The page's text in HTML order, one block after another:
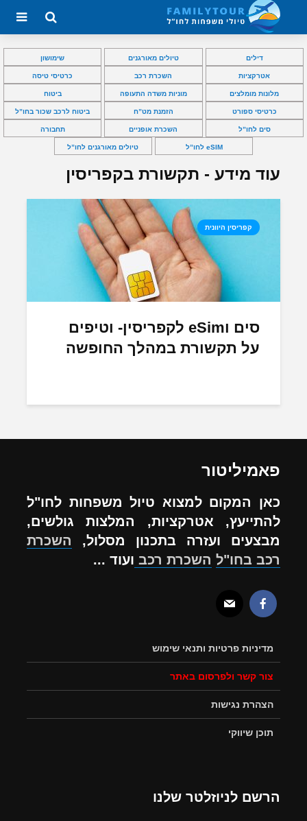
דילים טיולים מאורגנים שימושון
אטרקציות השכרת רכב כרטיסי טיסה
מלונות מומלצים מוניות משדה התעופה ביטוח
כרטיסי ספורט הזמנת מט”ח ביטוח לרכב שכור בחו”ל
סים לחו”ל השכרת אופניים תחבורה
eSIM לחו”ל טיולים מאורגנים לחו”ל
עוד מידע - תקשורת בקפריסין
קפריסין היוונית
סים וeSim לקפריסין- וטיפים
על תקשורת במהלך החופשה
פאמיליטור
כאן המקום למצוא טיול משפחות לחו"ל
להתייעץ, אטרקציות, המלצות גולשים,
מבצעים ועזרה בתכנון מסלול, השכרת
רכב בחו"ל השכרת רכב ועוד ...
מדיניות פרטיות ותנאי שימוש
צור קשר ולפרסום באתר
הצהרת נגישות
תוכן שיווקי
הרשם לניוזלטר שלנו